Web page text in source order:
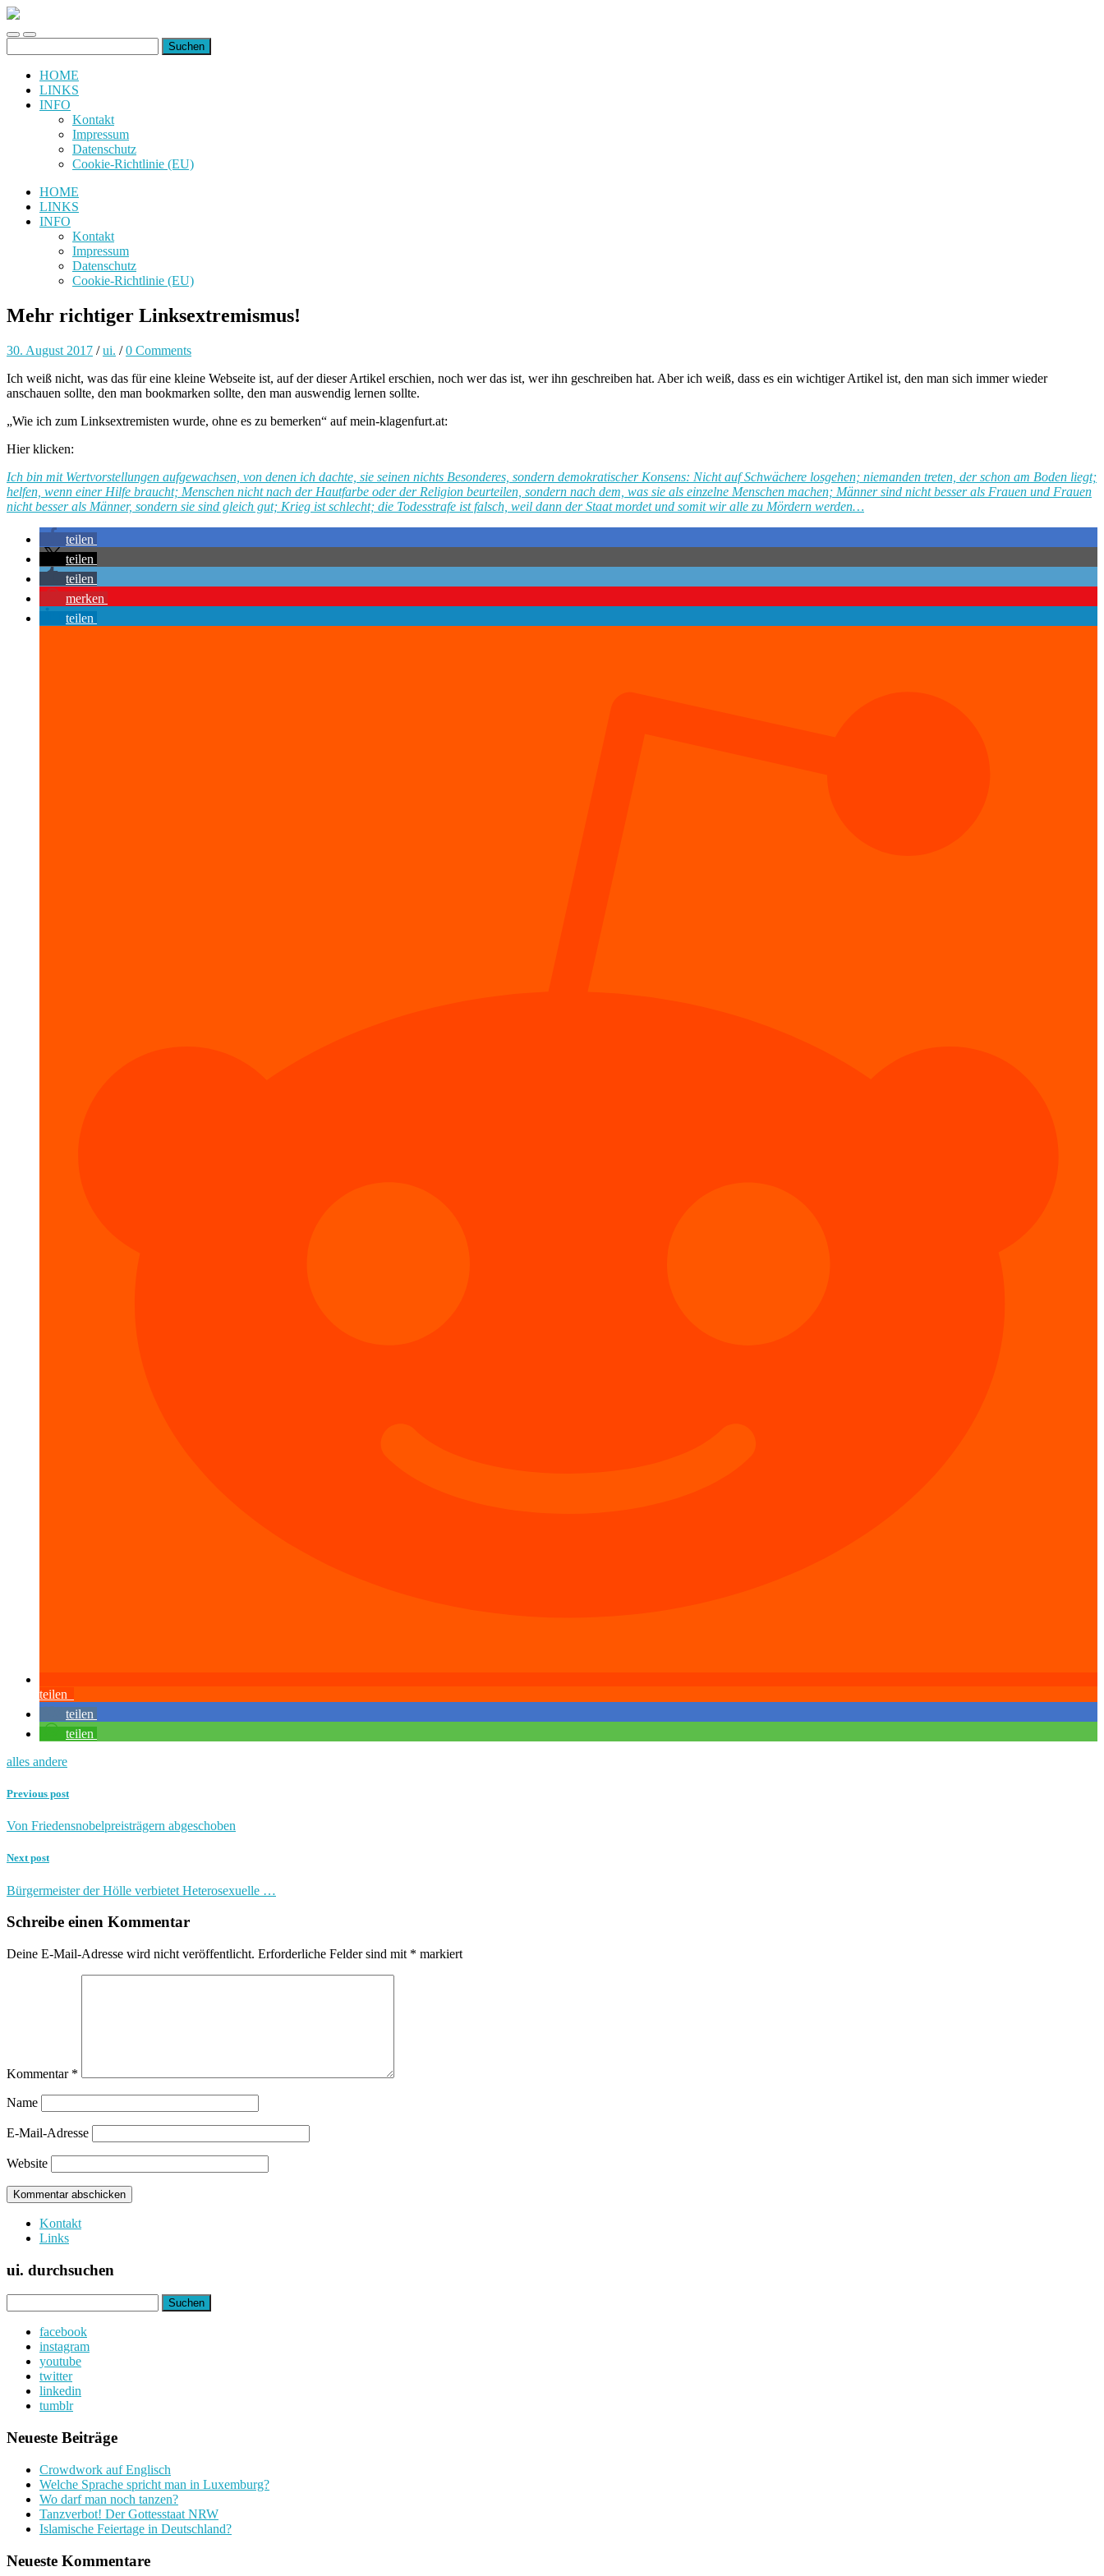
uiuiuiuiuiuiui.de
Toggle
mobile
Toggle
search
nach:
HOME
LINKS
INFO
Kontakt
Impressum
Datenschutz
Cookie-Richtlinie (EU)
HOME
LINKS
INFO
Kontakt
Impressum
Datenschutz
Cookie-Richtlinie (EU)
Mehr richtiger Linksextremismus!
30. August 2017 /ui. /0 Comments
Ich weiß nicht, was das für eine kleine Webseite ist, auf der dieser Artikel erschien, noch wer das ist, wer ihn geschreiben hat. Aber ich weiß, dass es ein wichtiger Artikel ist, den man sich immer wieder
anschauen sollte, den man bookmarken sollte, den man auswendig lernen sollte.
„Wie ich zum Linksextremisten wurde, ohne es zu bemerken“ auf mein-klagenfurt.at:
Hier klicken:
Ich bin mit Wertvorstellungen aufgewachsen, von denen ich dachte, sie seinen nichts Besonderes, sondern demokratischer Konsens: Nicht auf Schwächere losgehen; niemanden treten, der schon am Boden liegt;
helfen, wenn einer Hilfe braucht; Menschen nicht nach der Hautfarbe oder der Religion beurteilen, sondern nach dem, was sie als einzelne Menschen machen; Männer sind nicht besser als Frauen und Frauen
nicht besser als Männer, sondern sie sind gleich gut; Krieg ist schlecht; die Todesstrafe ist falsch, weil dann der Staat mordet und somit wir alle zu Mördern werden…
teilen
teilen
teilen
merken
teilen
teilen
teilen
teilen
alles andere
Previous post
Von Friedensnobelpreisträgern abgeschoben
Next post
Bürgermeister der Hölle verbietet Heterosexuelle …
Schreibe einen Kommentar
Deine E-Mail-Adresse wird nicht veröffentlicht. Erforderliche Felder sind mit * markiert
Kommentar *
Name
E-Mail-Adresse
Website
Kontakt
Links
ui. durchsuchen
nach:
facebook
instagram
youtube
twitter
linkedin
tumblr
Neueste Beiträge
Crowdwork auf Englisch
Welche Sprache spricht man in Luxemburg?
Wo darf man noch tanzen?
Tanzverbot! Der Gottesstaat NRW
Islamische Feiertage in Deutschland?
Neueste Kommentare